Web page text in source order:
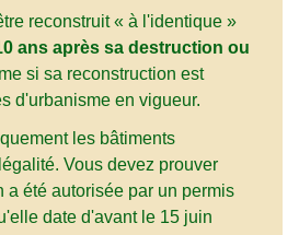
reconstruit « à l'identique »
ans après sa destruction ou
si sa reconstruction est
d'urbanisme en vigueur.
les bâtiments
Vous devez prouver
a été autorisée par un permis
date d'avant le 15 juin